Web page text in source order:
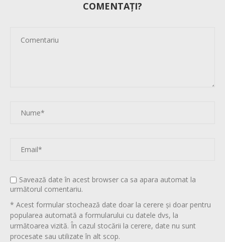
COMENTAȚI?
Savează date în acest browser ca sa apara automat la
următorul comentariu.
* Acest formular stochează date doar la cerere și doar pentru
popularea automată a formularului cu datele dvs, la
următoarea vizită. În cazul stocării la cerere, date nu sunt
procesate sau utilizate în alt scop.